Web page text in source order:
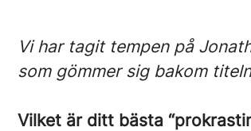
Vi har tagit tempen på
som gömmer sig bakom
Vilket är ditt bästa